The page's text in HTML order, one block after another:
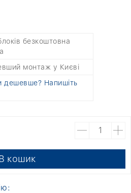
безкоштовна
монтаж у Києві
дешевше? Напишіть
кошик